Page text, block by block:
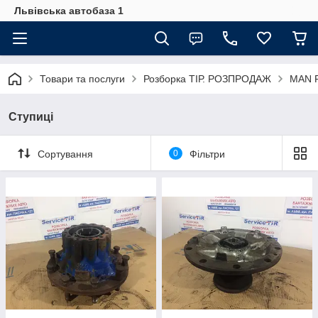
Львівська автобаза 1
Товари та послуги Розборка ТІР. РОЗПРОДАЖ MAN
Ступиці
Сортування 0 Фільтри